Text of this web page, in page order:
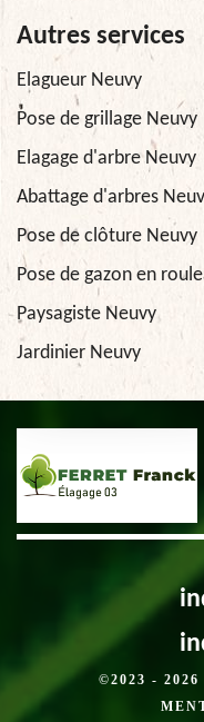
Autres services
Elagueur Neuvy
Pose de grillage Neuvy
Elagage d'arbre Neuvy
Abattage d'arbres
Pose de clôture Neuvy
Pose de gazon en
Paysagiste Neuvy
Jardinier Neuvy
©2023 -